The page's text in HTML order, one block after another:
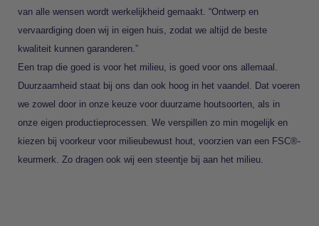
van alle wensen wordt werkelijkheid gemaakt. “Ontwerp en
vervaardiging doen wij in eigen huis, zodat we altijd de beste
kwaliteit kunnen garanderen.”
Een trap die goed is voor het milieu, is goed voor ons allemaal.
Duurzaamheid staat bij ons dan ook hoog in het vaandel. Dat voeren
we zowel door in onze keuze voor duurzame houtsoorten, als in
onze eigen productieprocessen. We verspillen zo min mogelijk en
kiezen bij voorkeur voor milieubewust hout, voorzien van een FSC®-
keurmerk. Zo dragen ook wij een steentje bij aan het milieu.